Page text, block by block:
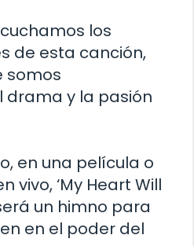
los
de esta canción,
somos
y la pasión
en una película o
vivo, ‘My Heart Will
un himno para
en el poder del